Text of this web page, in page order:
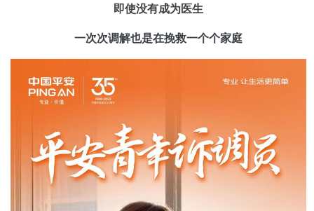
即使没有成为医生
一次次调解也是在挽救一个个家庭